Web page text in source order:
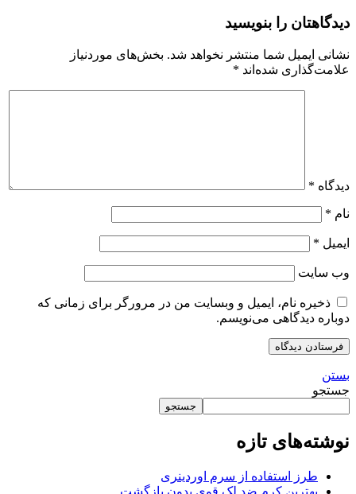
دیدگاهتان را بنویسید
نشانی ایمیل شما منتشر نخواهد شد. بخش‌های موردنیاز
علامت‌گذاری شده‌اند *
دیدگاه *
نام *
ایمیل *
وب‌ سایت
ذخیره نام، ایمیل و وبسایت من در مرورگر برای زمانی که
دوباره دیدگاهی می‌نویسم.
بستن
جستجو
جستجو
نوشته‌های تازه
طرز استفاده از سرم اوردینری
بهترین کرم ضد لک قوی بدون بازگشت